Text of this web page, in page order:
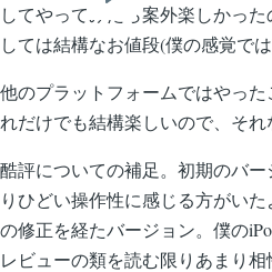
してやってみたら案外楽しかっ
しては結構なお値段(僕の感覚で
他のプラットフォームではやっ
れだけでも結構楽しいので、それ
酷評についての補足。初期のバ
りひどい操作性に感じる方がい
の修正を経たバージョン。僕の
レビューの類を読む限りあまり
ジ
送 ペ
ジ